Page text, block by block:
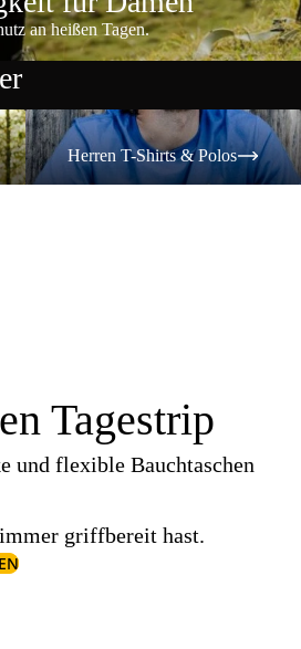
an heißen Tagen.
Herren T-Shirts & Polos
Herren T-Shirts & Polos
Tagestrip
und flexible Bauchtaschen
griffbereit hast.